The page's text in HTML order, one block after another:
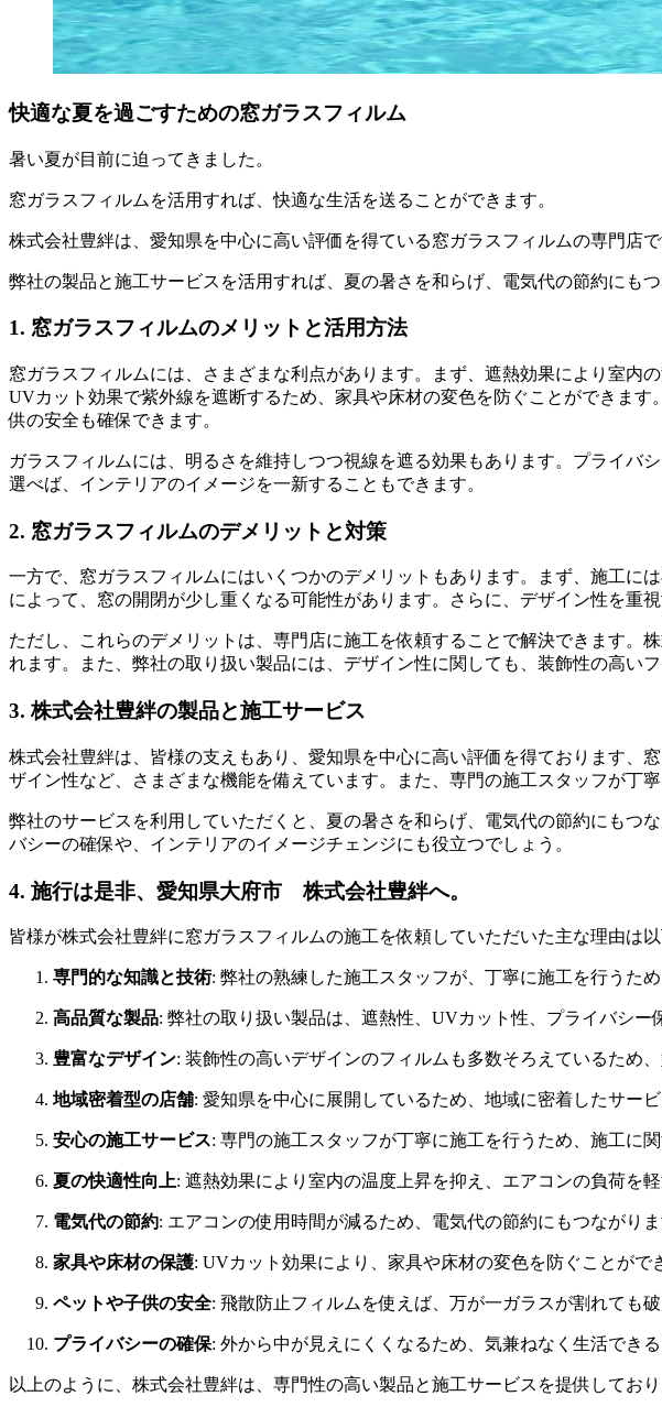
快適な夏を過ごすための窓ガラスフィルム
暑い夏が目前に迫ってきました。
窓ガラスフィルムを活用すれば、快適な生活を送ることができます。
株式会社豊絆は、愛知県を中心に高い評価を得ている窓ガラスフィルムの専門店で
弊社の製品と施工サービスを活用すれば、夏の暑さを和らげ、電気代の節約にも
1. 窓ガラスフィルムのメリットと活用方法
窓ガラスフィルムには、さまざまな利点があります。まず、遮熱効果により室内
UVカット効果で紫外線を遮断するため、家具や床材の変色を防ぐことができま
供の安全も確保できます。
ガラスフィルムには、明るさを維持しつつ視線を遮る効果もあります。プライ
選べば、インテリアのイメージを一新することもできます。
2. 窓ガラスフィルムのデメリットと対策
一方で、窓ガラスフィルムにはいくつかのデメリットもあります。まず、施工に
によって、窓の開閉が少し重くなる可能性があります。さらに、デザイン性を重
ただし、これらのデメリットは、専門店に施工を依頼することで解決できます
れます。また、弊社の取り扱い製品には、デザイン性に関しても、装飾性の高い
3. 株式会社豊絆の製品と施工サービス
株式会社豊絆は、皆様の支えもあり、愛知県を中心に高い評価を得ております
ザイン性など、さまざまな機能を備えています。また、専門の施工スタッフが丁
弊社のサービスを利用していただくと、夏の暑さを和らげ、電気代の節約にもつ
バシーの確保や、インテリアのイメージチェンジにも役立つでしょう。
4. 施行は是非、愛知県大府市 株式会社豊絆へ。
皆様が株式会社豊絆に窓ガラスフィルムの施工を依頼していただいた主な理由は以
専門的な知識と技術: 弊社の熟練した施工スタッフが、丁寧に施工を行うた
高品質な製品: 弊社の取り扱い製品は、遮熱性、UVカット性、プライバシー
豊富なデザイン: 装飾性の高いデザインのフィルムも多数そろえているため
地域密着型の店舗: 愛知県を中心に展開しているため、地域に密着したサービ
安心の施工サービス: 専門の施工スタッフが丁寧に施工を行うため、施工に
夏の快適性向上: 遮熱効果により室内の温度上昇を抑え、エアコンの負荷を
電気代の節約: エアコンの使用時間が減るため、電気代の節約にもつながりま
家具や床材の保護: UVカット効果により、家具や床材の変色を防ぐことがで
ペットや子供の安全: 飛散防止フィルムを使えば、万が一ガラスが割れても
プライバシーの確保: 外から中が見えにくくなるため、気兼ねなく生活できる
以上のように、株式会社豊絆は、専門性の高い製品と施工サービスを提供してお